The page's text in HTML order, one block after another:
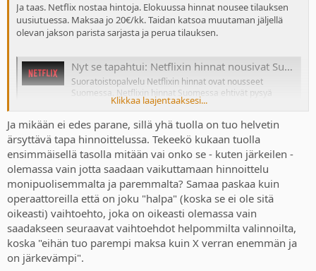
Ja taas. Netflix nostaa hintoja. Elokuussa hinnat nousee tilauksen
uusiutuessa. Maksaa jo 20€/kk. Taidan katsoa muutaman jäljellä
olevan jakson parista sarjasta ja perua tilauksen.
Nyt se tapahtui: Netflixin hinnat nousivat Suomessakin – korotus jopa 16 prosenttia
Suoratoistopalvelu Netflixin hinnat ovat nousseet
Suomessa. Netflixin hinnat Suomessa ehtivät pysyä
ennallaan vuodesta 2024 samalla, kun maailmalla on
Klikkaa laajentaaksesi...
Ja mikään ei edes parane, sillä yhä tuolla on tuo helvetin
ärsyttävä tapa hinnoittelussa. Tekeekö kukaan tuolla
ensimmäisellä tasolla mitään vai onko se - kuten järkeilen -
olemassa vain jotta saadaan vaikuttamaan hinnoittelu
monipuolisemmalta ja paremmalta? Samaa paskaa kuin
operaattoreilla että on joku "halpa" (koska se ei ole sitä
oikeasti) vaihtoehto, joka on oikeasti olemassa vain
saadakseen seuraavat vaihtoehdot helpommilta valinnoilta,
koska "eihän tuo parempi maksa kuin X verran enemmän ja
on järkevämpi".